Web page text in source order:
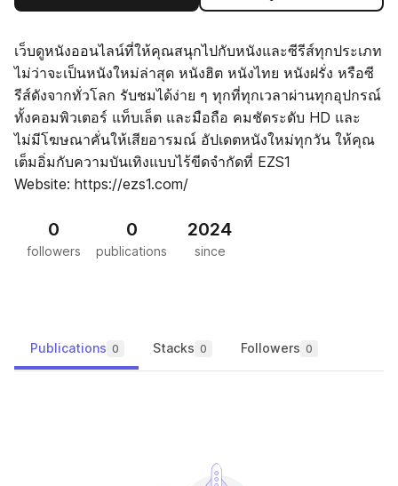
เว็บดูหนังออนไลน์ที่ให้คุณสนุกไปกับหนังและซีรีส์ทุกประเภท
ไม่ว่าจะเป็นหนังใหม่ล่าสุด หนังฮิต หนังไทย หนังฝรั่ง หรือซี
รีส์ดังจากทั่วโลก รับชมได้ง่าย ๆ ทุกที่ทุกเวลาผ่านทุกอุปกรณ์
ทั้งคอมพิวเตอร์ แท็บเล็ต และมือถือ คมชัดระดับ HD และ
ไม่มีโฆษณาคั่นให้เสียอารมณ์ อัปเดตหนังใหม่ทุกวัน ให้คุณ
เต็มอิ่มกับความบันเทิงแบบไร้ขีดจำกัดที่ EZS1
Website: https://ezs1.com/
0
followers
0
publications
2024
since
Publications 0 Stacks 0 Followers 0